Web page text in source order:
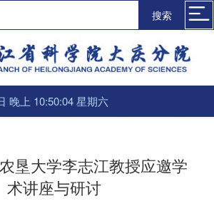
搜索
晚上 10:50:04 星期六
垦大学李志江教授应邀学
术讲座与研讨